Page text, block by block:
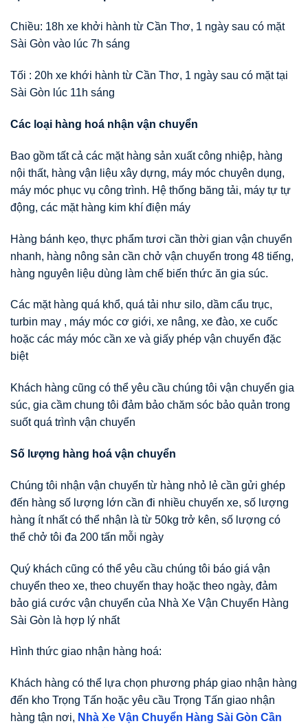
Chiều: 18h xe khởi hành từ Cần Thơ, 1 ngày sau có mặt
Sài Gòn vào lúc 7h sáng
Tối : 20h xe khới hành từ Cần Thơ, 1 ngày sau có mặt tại
Sài Gòn lúc 11h sáng
Các loại hàng hoá nhận vận chuyển
Bao gồm tất cả các mặt hàng sản xuất công nhiệp, hàng
nội thất, hàng vận liệu xây dựng, máy móc chuyên dụng,
máy móc phục vụ công trình. Hệ thống băng tải, máy tự tự
động, các mặt hàng kim khí điện máy
Hàng bánh kẹo, thực phẩm tươi cần thời gian vận chuyển
nhanh, hàng nông sản cần chở vận chuyển trong 48 tiếng,
hàng nguyên liệu dùng làm chế biến thức ăn gia súc.
Các mặt hàng quá khổ, quá tải như silo, dầm cẩu trục,
turbin may , máy móc cơ giới, xe nâng, xe đào, xe cuốc
hoặc các máy móc cần xe và giấy phép vận chuyển đặc
biệt
Khách hàng cũng có thể yêu cầu chúng tôi vận chuyển gia
súc, gia cầm chung tôi đảm bảo chăm sóc bảo quản trong
suốt quá trình vận chuyển
Số lượng hàng hoá vận chuyển
Chúng tôi nhận vận chuyển từ hàng nhỏ lẻ cần gửi ghép
đến hàng số lượng lớn cần đi nhiều chuyến xe, số lượng
hàng ít nhất có thể nhận là từ 50kg trở kên, số lượng có
thể chở tôi đa 200 tấn mỗi ngày
Quý khách cũng có thể yêu cầu chúng tôi báo giá vận
chuyển theo xe, theo chuyến thay hoặc theo ngày, đảm
bảo giá cước vận chuyển của Nhà Xe Vận Chuyển Hàng
Sài Gòn là hợp lý nhất
Hình thức giao nhận hàng hoá:
Khách hàng có thể lựa chọn phương pháp giao nhận hàng
đến kho Trọng Tấn hoặc yêu cầu Trọng Tấn giao nhận
hàng tận nơi, Nhà Xe Vận Chuyển Hàng Sài Gòn Cần